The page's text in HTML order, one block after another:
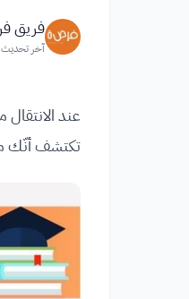
فريق
آخر تحديث
عند
تكتشف أنّك